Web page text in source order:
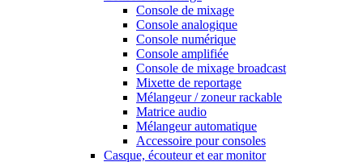
Console de mixage
Console analogique
Console numérique
Console amplifiée
Console de mixage broadcast
Mixette de reportage
Mélangeur / zoneur rackable
Matrice audio
Mélangeur automatique
Accessoire pour consoles
Casque, écouteur et ear monitor